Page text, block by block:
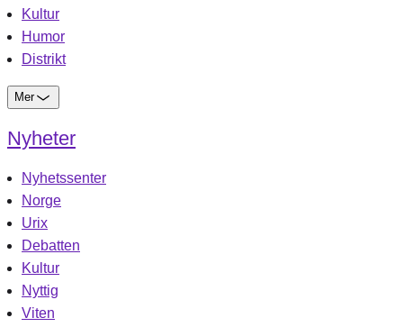
Kultur
Humor
Distrikt
Mer
Nyheter
Nyhetssenter
Norge
Urix
Debatten
Kultur
Nyttig
Viten